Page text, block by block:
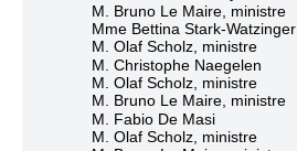
M. Bruno Le Maire, ministre
Mme Bettina Stark-Watzinger
M. Olaf Scholz, ministre
M. Christophe Naegelen
M. Olaf Scholz, ministre
M. Bruno Le Maire, ministre
M. Fabio De Masi
M. Olaf Scholz, ministre